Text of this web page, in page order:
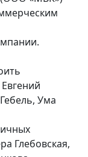
Ума
Глебовская,